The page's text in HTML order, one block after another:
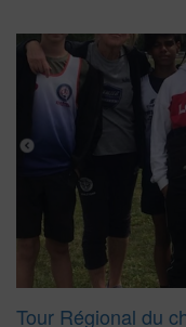
Tour Régional du